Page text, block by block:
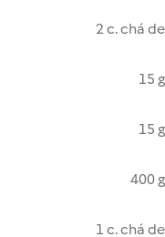
2 c. chá de
15 g
15 g
400 g
1 c. chá de